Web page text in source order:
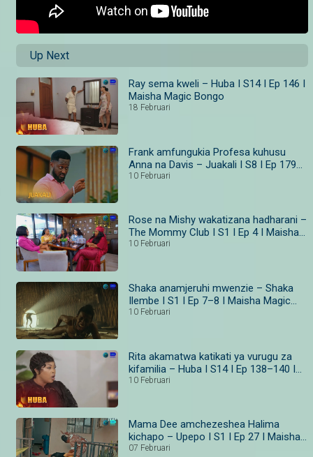
Up Next
Ray sema kweli – Huba I S14 I Ep 146 I
Maisha Magic Bongo
18 Februari
Frank amfungukia Profesa kuhusu
Anna na Davis – Juakali I S8 I Ep 179–
181 I Maisha Magic Bongo
10 Februari
Rose na Mishy wakatizana hadharani –
The Mommy Club I S1 I Ep 4 I Maisha
Magic
10 Februari
Shaka anamjeruhi mwenzie – Shaka
Ilembe I S1 I Ep 7–8 I Maisha Magic
Bongo
10 Februari
Rita akamatwa katikati ya vurugu za
kifamilia – Huba I S14 I Ep 138–140 I
Maisha Magic
10 Februari
Mama Dee amchezeshea Halima
kichapo – Upepo I S1 I Ep 27 I Maisha
Magic
07 Februari